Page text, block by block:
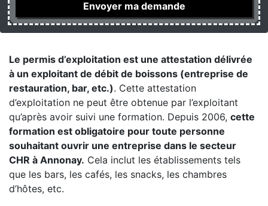
Le permis d’exploitation est une attestation délivrée
à un exploitant de débit de boissons (entreprise de
restauration, bar, etc.). Cette attestation
d’exploitation ne peut être obtenue par l’exploitant
qu’après avoir suivi une formation. Depuis 2006, cette
formation est obligatoire pour toute personne
souhaitant ouvrir une entreprise dans le secteur
CHR à Annonay. Cela inclut les établissements tels
que les bars, les cafés, les snacks, les chambres
d’hôtes, etc.